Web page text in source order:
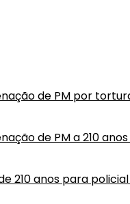
de PM por
de PM a 210
210 anos para